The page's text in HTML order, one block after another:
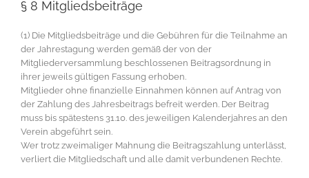
§ 8 Mitgliedsbeiträge
(1) Die Mitgliedsbeiträge und die Gebühren für die Teilnahme an
der Jahrestagung werden gemäß der von der
Mitgliederversammlung beschlossenen Beitragsordnung in
ihrer jeweils gültigen Fassung erhoben.
Mitglieder ohne finanzielle Einnahmen können auf Antrag von
der Zahlung des Jahresbeitrags befreit werden. Der Beitrag
muss bis spätestens 31.10. des jeweiligen Kalenderjahres an den
Verein abgeführt sein.
Wer trotz zweimaliger Mahnung die Beitragszahlung unterlässt,
verliert die Mitgliedschaft und alle damit verbundenen Rechte.